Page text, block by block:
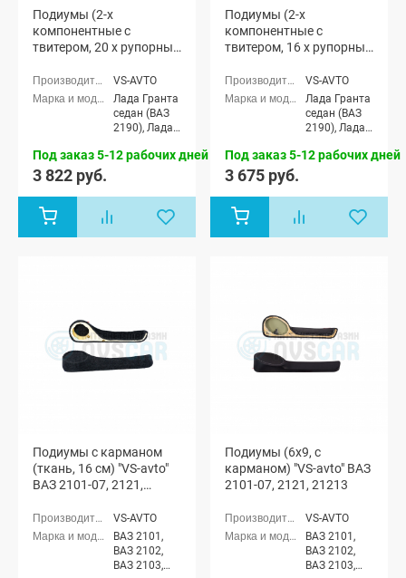
Подиумы (2-х
компонентные с
твитером, 20 x рупорный
Гранта (мод. 1)VS-AVTO
Лада Гранта
седан (ВАЗ
2190), Лада
Спорт седан
лифтбек
(ВАЗ 2191)
Под заказ 5-12 рабочих дней
3 822 руб.
Подиумы (2-х
компонентные с
твитером, 16 x рупорный
Гранта (мод. 2)VS-AVTO
Лада Гранта
седан (ВАЗ
2190), Лада
Спорт седан
лифтбек
(ВАЗ 2191)
Под заказ 5-12 рабочих дней
3 675 руб.
Подиумы с карманом
(ткань, 16 см) "VS-avto"
ВАЗ 2101-07, 2121,
VS-AVTO
ВАЗ 2101,
ВАЗ 2102,
ВАЗ 2103,
Подиумы (6x9, с
карманом) "VS-avto" ВАЗ
2101-07, 2121, 21213
VS-AVTO
ВАЗ 2101,
ВАЗ 2102,
ВАЗ 2103,